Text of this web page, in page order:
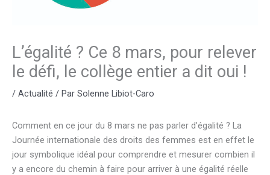
L’égalité ? Ce 8 mars, pour relever
le défi, le collège entier a dit oui !
/ Actualité / Par Solenne Libiot-Caro
Comment en ce jour du 8 mars ne pas parler d’égalité ? La
Journée internationale des droits des femmes est en effet le
jour symbolique idéal pour comprendre et mesurer combien il
y a encore du chemin à faire pour arriver à une égalité réelle